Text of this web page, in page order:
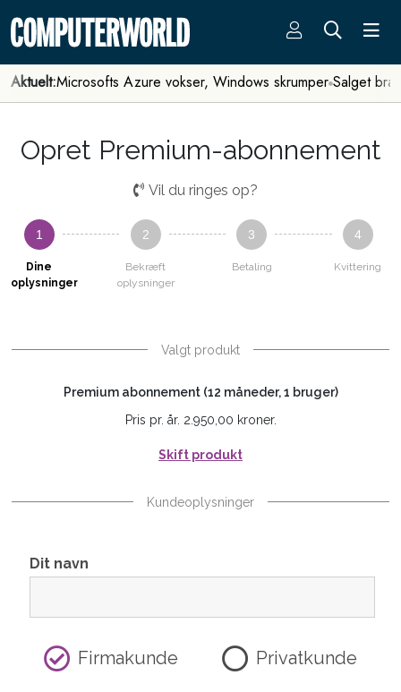
Aktuelt:Microsofts Azure vokser, Windows skrumper Salget
Opret Premium-abonnement
Vil du ringes op?
1
Dine
oplysninger
2
Bekræft
oplysninger
3
Betaling
4
Kvittering
Valgt produkt
Premium abonnement (12 måneder, 1 bruger)
Pris pr. år. 2.950,00 kroner.
Skift produkt
Kundeoplysninger
Dit navn
Firmakunde Privatkunde